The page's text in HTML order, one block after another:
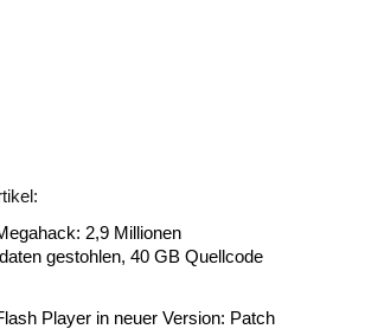
2,9 Millionen
gestohlen, 40 GB Quellcode
Player in neuer Version: Patch